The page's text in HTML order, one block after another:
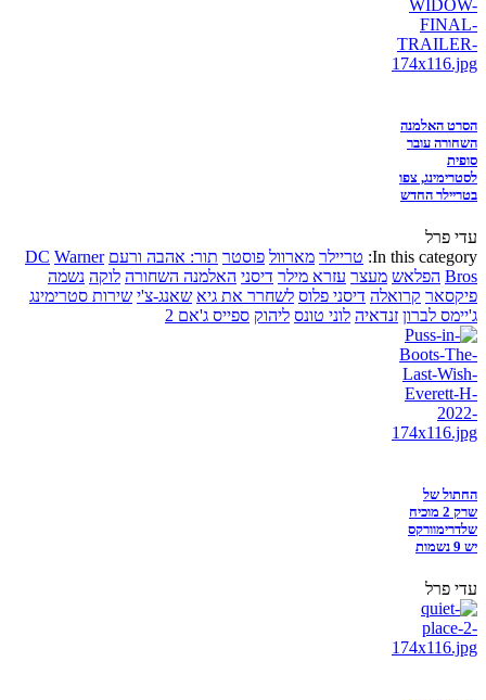
הסרט האלמנה
השחורה עובר
סופית
לסטרימינג, צפו
בטריילר החדש
עדי פרל
In this category: טריילר מארוול פוסטר תור: אהבה ורעם DC Warner
Bros הפלאש מעצר עזרא מילר דיסני האלמנה השחורה לוקה נשמה
פיקסאר קרואלה דיסני פלוס לשחרר את גיא שאנג-צ'י שירות סטרימינג
ג'יימס לברון זנדאיה לוני טונס ליהוק ספייס ג'אם 2
החתול של
שרק 2 מוכיח
שלדרימוורקס
יש 9 נשמות
עדי פרל